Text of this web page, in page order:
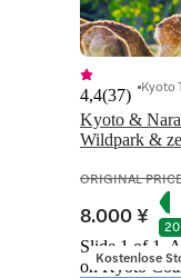
Kyoto &
Wildpark &
4,4(37) Kyoto
ORIGINAL
8.000 ¥ 20
Kostenlose
Slide 1 of 1,
on Kyoto